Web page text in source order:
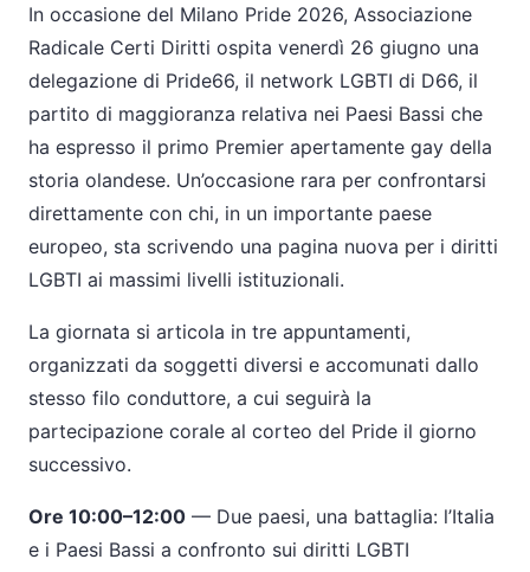
In occasione del Milano Pride 2026, Associazione
Radicale Certi Diritti ospita venerdì 26 giugno una
delegazione di Pride66, il network LGBTI di D66, il
partito di maggioranza relativa nei Paesi Bassi che
ha espresso il primo Premier apertamente gay della
storia olandese. Un’occasione rara per confrontarsi
direttamente con chi, in un importante paese
europeo, sta scrivendo una pagina nuova per i diritti
LGBTI ai massimi livelli istituzionali.
La giornata si articola in tre appuntamenti,
organizzati da soggetti diversi e accomunati dallo
stesso filo conduttore, a cui seguirà la
partecipazione corale al corteo del Pride il giorno
successivo.
Ore 10:00–12:00 — Due paesi, una battaglia: l’Italia
e i Paesi Bassi a confronto sui diritti LGBTI